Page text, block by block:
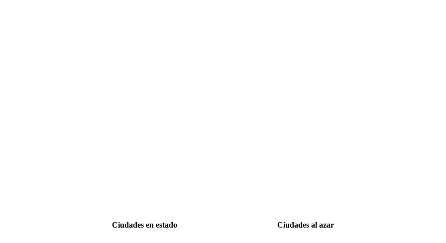
Ciudades en estado Ciudades al azar